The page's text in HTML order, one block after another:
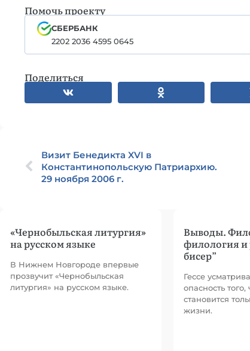
Помочь проекту
СБЕРБАНК
2202 2036 4595 0645
Поделиться
Визит Бенедикта XVI в
Константинопольскую Патриархию.
29 ноября 2006 г.
«Чернобыльская литургия»
на русском языке
В Нижнем Новгороде впервые
прозвучит «Чернобыльская
литургия» на русском языке.
Выводы.
филология и
бисер”
Гессе
опасность
становится
жизни.